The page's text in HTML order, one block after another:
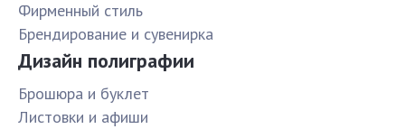
Фирменный стиль
Брендирование и сувенирка
Дизайн полиграфии
Брошюра и буклет
Листовки и афиши